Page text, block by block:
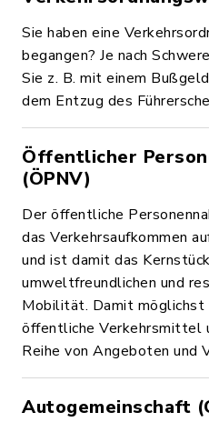
Sie haben eine
begangen? Je nach
Sie z. B. mit einem
dem Entzug des
Öffentlicher
(ÖPNV)
Der öffentliche
das Verkehrsaufkommen
und ist damit das
umweltfreundlichen und
Mobilität. Damit möglichst
öffentliche Verkehrsmittel
Reihe von Angeboten und
Autogemeinschaft